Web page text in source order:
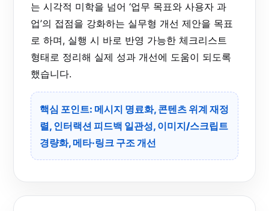
는 시각적 미학을 넘어 ‘업무 목표와 사용자 과
업’의 접점을 강화하는 실무형 개선 제안을 목표
로 하며, 실행 시 바로 반영 가능한 체크리스트
형태로 정리해 실제 성과 개선에 도움이 되도록
했습니다.
핵심 포인트: 메시지 명료화, 콘텐츠 위계 재정
렬, 인터랙션 피드백 일관성, 이미지/스크립트
경량화, 메타·링크 구조 개선